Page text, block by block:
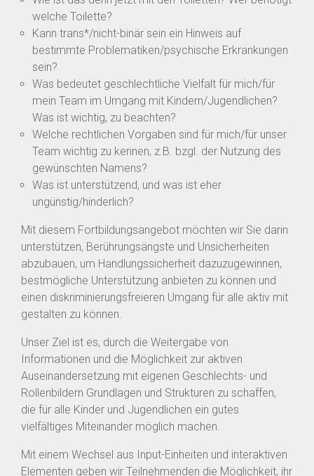
welche Toilette?
Kann trans*/nicht-binär sein ein Hinweis auf
bestimmte Problematiken/psychische Erkrankungen
sein?
Was bedeutet geschlechtliche Vielfalt für mich/für
mein Team im Umgang mit Kindern/Jugendlichen?
Was ist wichtig, zu beachten?
Welche rechtlichen Vorgaben sind für mich/für unser
Team wichtig zu kennen, z.B. bzgl. der Nutzung des
gewünschten Namens?
Was ist unterstützend, und was ist eher
ungünstig/hinderlich?
Mit diesem Fortbildungsangebot möchten wir Sie darin
unterstützen, Berührungsängste und Unsicherheiten
abzubauen, um Handlungssicherheit dazuzugewinnen,
bestmögliche Unterstützung anbieten zu können und
einen diskriminierungsfreieren Umgang für alle aktiv mit
gestalten zu können.
Unser Ziel ist es, durch die Weitergabe von
Informationen und die Möglichkeit zur aktiven
Auseinandersetzung mit eigenen Geschlechts- und
Rollenbildern Grundlagen und Strukturen zu schaffen,
die für alle Kinder und Jugendlichen ein gutes
vielfältiges Miteinander möglich machen.
Mit einem Wechsel aus Input-Einheiten und interaktiven
Elementen geben wir Teilnehmenden die Möglichkeit, ihr